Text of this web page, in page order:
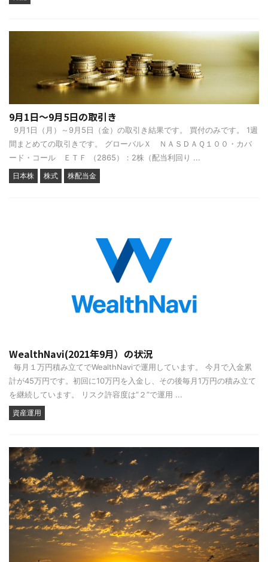
9月1日～9月5日の取引き
9月1日（月）～9月5日（金）の取引き結果です。 買付のみです。 1週
間まとめての取引きです。 グローバルＸ ＮＡＳＤＡＱ１００・カバ
ード・コール ＥＴＦ （2865）：2株（配当利回り ...
日本株 株式 株配当金
WealthNavi(2021年9月）の状況
毎月１万円積み立てでWealthNaviで運用しています。 今月で入金累
計が45万円です。初回に10万円を入金し、その後毎月1万円の積み立て
を継続しています。 リスク許容度は”２”で運用 ...
資産運用